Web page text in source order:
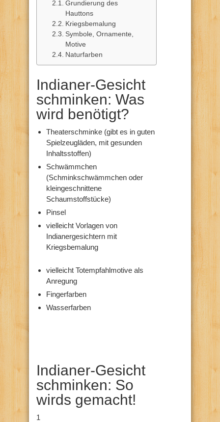
Grundierung des
Hauttons
Kriegsbemalung
Symbole, Ornamente,
Motive
Naturfarben
Indianer-Gesicht
schminken: Was
wird benötigt?
Theaterschminke (gibt es in guten
Spielzeugläden, mit gesunden
Inhaltsstoffen)
Schwämmchen
(Schminkschwämmchen oder
kleingeschnittene
Schaumstoffstücke)
Pinsel
vielleicht Vorlagen von
Indianergesichtern mit
Kriegsbemalung
vielleicht Totempfahlmotive als
Anregung
Fingerfarben
Wasserfarben
Indianer-Gesicht
schminken: So
wirds gemacht!
1